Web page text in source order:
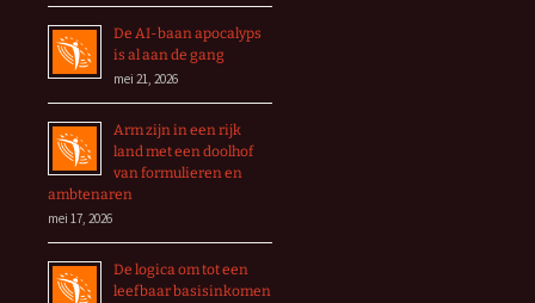
De AI-baan apocalyps
is al aan de gang
mei 21, 2026
Arm zijn in een rijk
land met een doolhof
van formulieren en
ambtenaren
mei 17, 2026
De logica om tot een
leefbaar basisinkomen